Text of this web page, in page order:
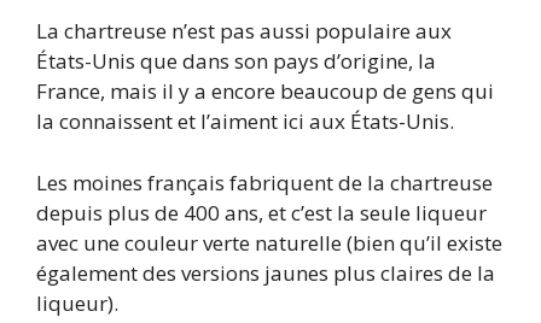
La chartreuse n’est pas aussi populaire aux
États-Unis que dans son pays d’origine, la
France, mais il y a encore beaucoup de gens qui
la connaissent et l’aiment ici aux États-Unis.
Les moines français fabriquent de la chartreuse
depuis plus de 400 ans, et c’est la seule liqueur
avec une couleur verte naturelle (bien qu’il existe
également des versions jaunes plus claires de la
liqueur).